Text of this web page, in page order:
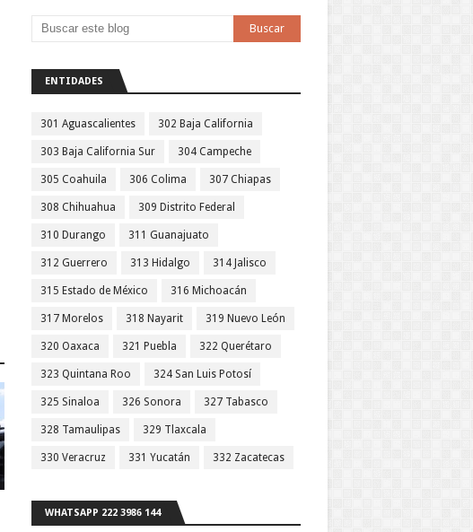
ENTIDADES
301 Aguascalientes 302 Baja California
303 Baja California Sur 304 Campeche
305 Coahuila 306 Colima 307 Chiapas
308 Chihuahua 309 Distrito Federal
310 Durango 311 Guanajuato
312 Guerrero 313 Hidalgo 314 Jalisco
315 Estado de México 316 Michoacán
317 Morelos 318 Nayarit 319 Nuevo León
320 Oaxaca 321 Puebla 322 Querétaro
323 Quintana Roo 324 San Luis Potosí
325 Sinaloa 326 Sonora 327 Tabasco
328 Tamaulipas 329 Tlaxcala
330 Veracruz 331 Yucatán 332 Zacatecas
WHATSAPP 222 3986 144